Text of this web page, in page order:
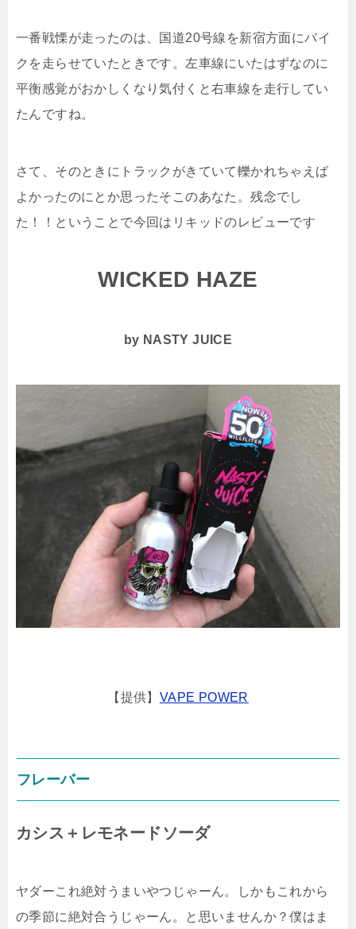
一番戦慄が走ったのは、国道20号線を新宿方面にバイ
クを走らせていたときです。左車線にいたはずなのに
平衡感覚がおかしくなり気付くと右車線を走行してい
たんですね。
さて、そのときにトラックがきていて轢かれちゃえば
よかったのにとか思ったそこのあなた。残念でし
た！！ということで今回はリキッドのレビューです
WICKED HAZE
by NASTY JUICE
【提供】 VAPE POWER
フレーバー
カシス＋レモネードソーダ
ヤダーこれ絶対うまいやつじゃーん。しかもこれから
の季節に絶対合うじゃーん。と思いませんか？僕はま